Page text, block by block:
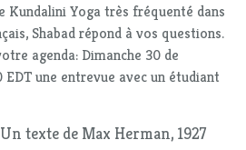
Kundalini Yoga très fréquenté dans
Shabad répond à vos questions.
agenda: Dimanche 30 de
EDT une entrevue avec un étudiant
texte de Max Herman, 1927